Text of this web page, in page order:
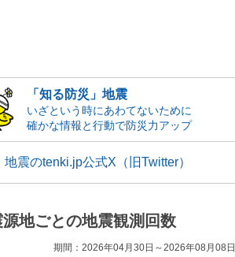
「知る防災」地震
いざという時にあわてないために
確かな情報と行動で防災力アップ
地震のtenki.jp公式X（旧Twitter）
源地ごとの地震観測回数
期間：2026年04月30日～2026年08月08日